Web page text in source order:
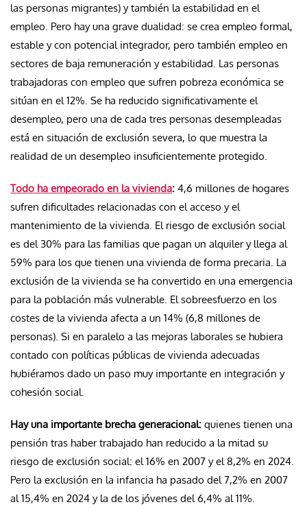
las personas migrantes) y también la estabilidad en el
empleo. Pero hay una grave dualidad: se crea empleo formal,
estable y con potencial integrador, pero también empleo en
sectores de baja remuneración y estabilidad. Las personas
trabajadoras con empleo que sufren pobreza económica se
sitúan en el 12%. Se ha reducido significativamente el
desempleo, pero una de cada tres personas desempleadas
está en situación de exclusión severa, lo que muestra la
realidad de un desempleo insuficientemente protegido.
Todo ha empeorado en la vivienda: 4,6 millones de hogares
sufren dificultades relacionadas con el acceso y el
mantenimiento de la vivienda. El riesgo de exclusión social
es del 30% para las familias que pagan un alquiler y llega al
59% para los que tienen una vivienda de forma precaria. La
exclusión de la vivienda se ha convertido en una emergencia
para la población más vulnerable. El sobreesfuerzo en los
costes de la vivienda afecta a un 14% (6,8 millones de
personas). Si en paralelo a las mejoras laborales se hubiera
contado con políticas públicas de vivienda adecuadas
hubiéramos dado un paso muy importante en integración y
cohesión social.
Hay una importante brecha generacional: quienes tienen una
pensión tras haber trabajado han reducido a la mitad su
riesgo de exclusión social: el 16% en 2007 y el 8,2% en 2024.
Pero la exclusión en la infancia ha pasado del 7,2% en 2007
al 15,4% en 2024 y la de los jóvenes del 6,4% al 11%.